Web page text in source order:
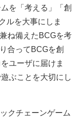
を「考える」「創
ルを大事にしま
ね備えたBCGを考
合ってBCGを創
ユーザに届けま
ぶことを大切にし
クチェーンゲーム